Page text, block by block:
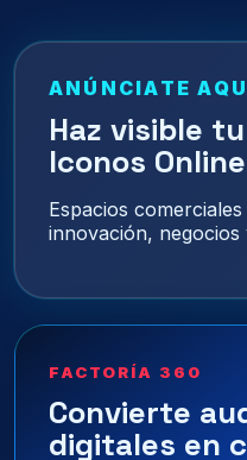
ANÚNCIATE
Haz visible
Iconos Online
Espacios
innovación, negocios
FACTORÍA 360
Convierte
digitales en